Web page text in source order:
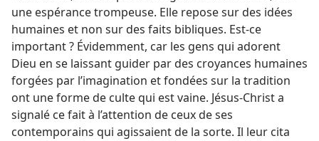
une espérance trompeuse. Elle repose sur des idées
humaines et non sur des faits bibliques. Est-​ce
important ? Évidemment, car les gens qui adorent
Dieu en se laissant guider par des croyances humaines
forgées par l’imagination et fondées sur la tradition
ont une forme de culte qui est vaine. Jésus-Christ a
signalé ce fait à l’attention de ceux de ses
contemporains qui agissaient de la sorte. Il leur cita